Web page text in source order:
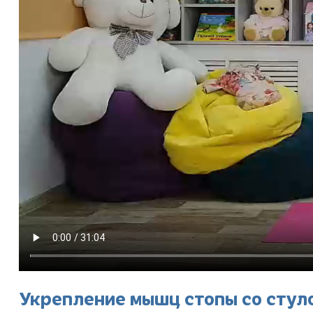
Укрепление мышц стопы со